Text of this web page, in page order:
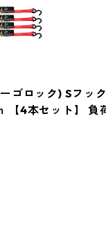
ゴロック) Sフッ
【4本セット】 負